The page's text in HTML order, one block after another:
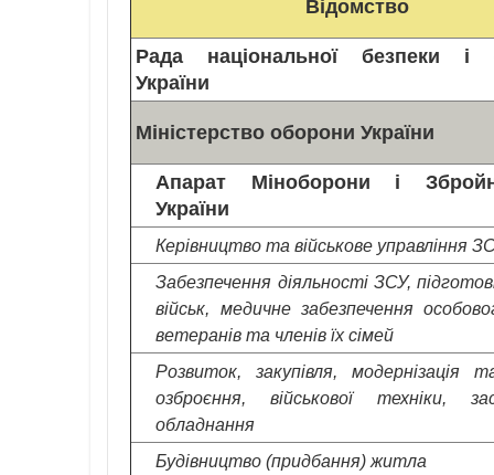
Відомство
Рада національної безпеки і
України
Міністерство оборони України
Апарат Міноборони і
України
Керівництво та військове управління
Забезпечення діяльності ЗСУ,
військ, медичне забезпечення
ветеранів та членів їх сімей
Розвиток, закупівля, модернізація
озброєння, військової техніки,
обладнання
Будівництво (придбання) житла